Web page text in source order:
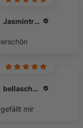
Jasmintraut80
bellaschottie
mir